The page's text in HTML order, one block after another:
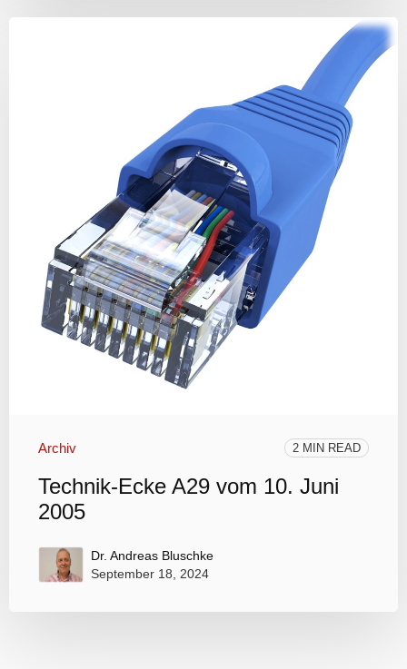
Archiv 2 MIN READ
Technik-Ecke A29 vom 10. Juni
2005
Dr. Andreas Bluschke
September 18, 2024